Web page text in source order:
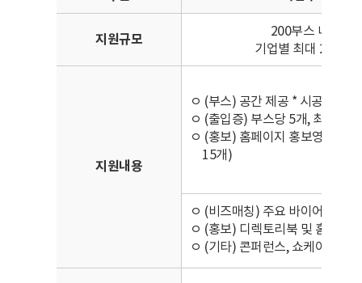
지원규모
200부스 내외
기업별 최대 20부스
지원내용
ㅇ (부스) 공간 제공 * 시공은 기
ㅇ (출입증) 부스당 5개, 최대 40
ㅇ (홍보) 홈페이지 홍보영상 게
15개)
ㅇ (비즈매칭) 주요 바이어 정보
ㅇ (홍보) 디렉토리북 및 홈페이
ㅇ (기타) 콘퍼런스, 쇼케이스,